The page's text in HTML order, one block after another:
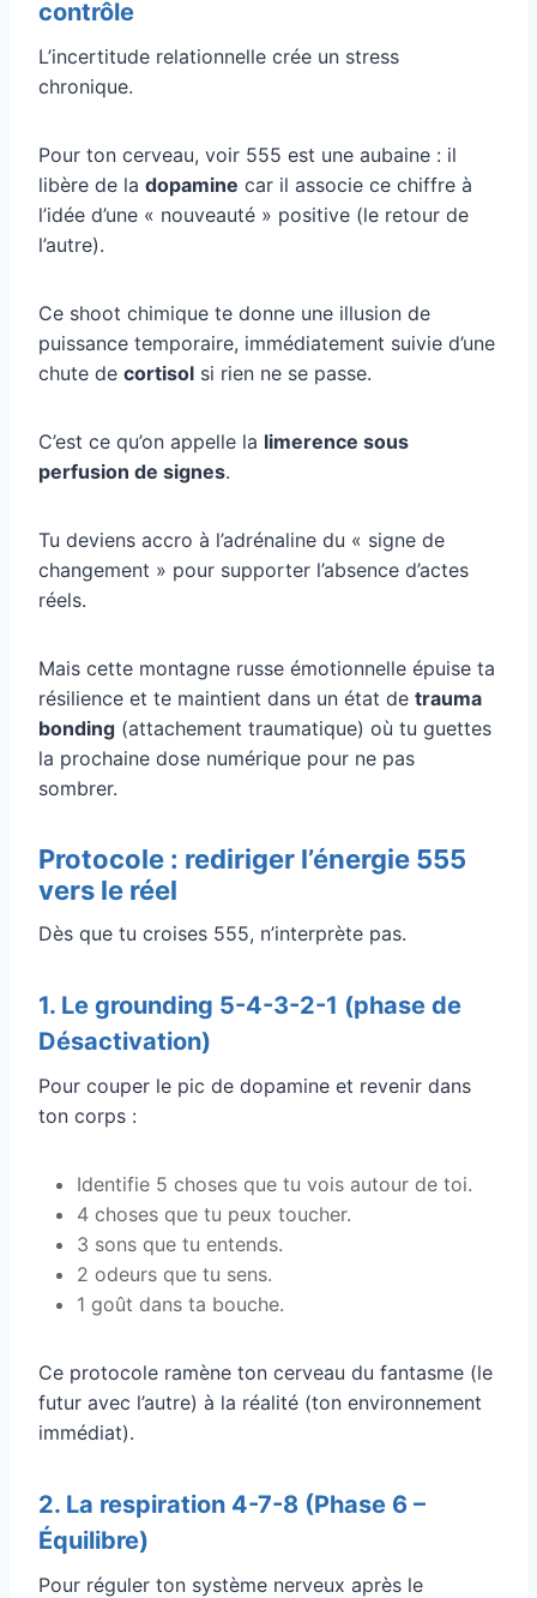
contrôle
L’incertitude relationnelle crée un stress
chronique.
Pour ton cerveau, voir 555 est une aubaine : il
libère de la dopamine car il associe ce chiffre à
l’idée d’une « nouveauté » positive (le retour de
l’autre).
Ce shoot chimique te donne une illusion de
puissance temporaire, immédiatement suivie d’une
chute de cortisol si rien ne se passe.
C’est ce qu’on appelle la limerence sous
perfusion de signes.
Tu deviens accro à l’adrénaline du « signe de
changement » pour supporter l’absence d’actes
réels.
Mais cette montagne russe émotionnelle épuise ta
résilience et te maintient dans un état de trauma
bonding (attachement traumatique) où tu guettes
la prochaine dose numérique pour ne pas
sombrer.
Protocole : rediriger l’énergie 555
vers le réel
Dès que tu croises 555, n’interprète pas.
1. Le grounding 5-4-3-2-1 (phase de
Désactivation)
Pour couper le pic de dopamine et revenir dans
ton corps :
Identifie 5 choses que tu vois autour de toi.
4 choses que tu peux toucher.
3 sons que tu entends.
2 odeurs que tu sens.
1 goût dans ta bouche.
Ce protocole ramène ton cerveau du fantasme (le
futur avec l’autre) à la réalité (ton environnement
immédiat).
2. La respiration 4-7-8 (Phase 6 –
Équilibre)
Pour réguler ton système nerveux après le